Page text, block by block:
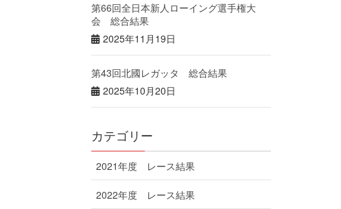
第66回全日本新人ローイング選手権大
会 総合結果
2025年11月19日
第43回北國レガッタ 総合結果
2025年10月20日
カテゴリー
2021年度 レース結果
2022年度 レース結果